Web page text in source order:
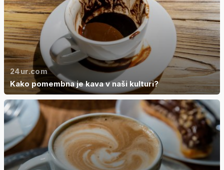
24ur.com
Kako pomembna je kava v naši kulturi?